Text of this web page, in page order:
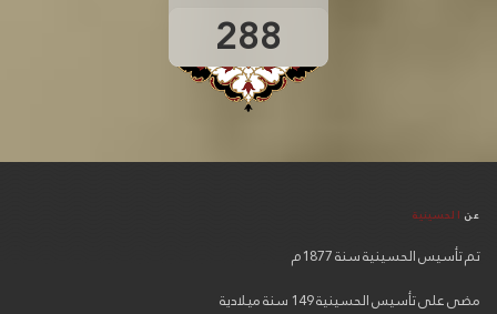
288
عن الحسينية
تم تأسيس الحسينية سنة 1877م
مضى على تأسيس الحسينية 149 سنة ميلادية